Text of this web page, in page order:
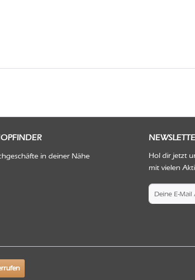
in deiner Nähe
Hol dir jetzt
mit vielen